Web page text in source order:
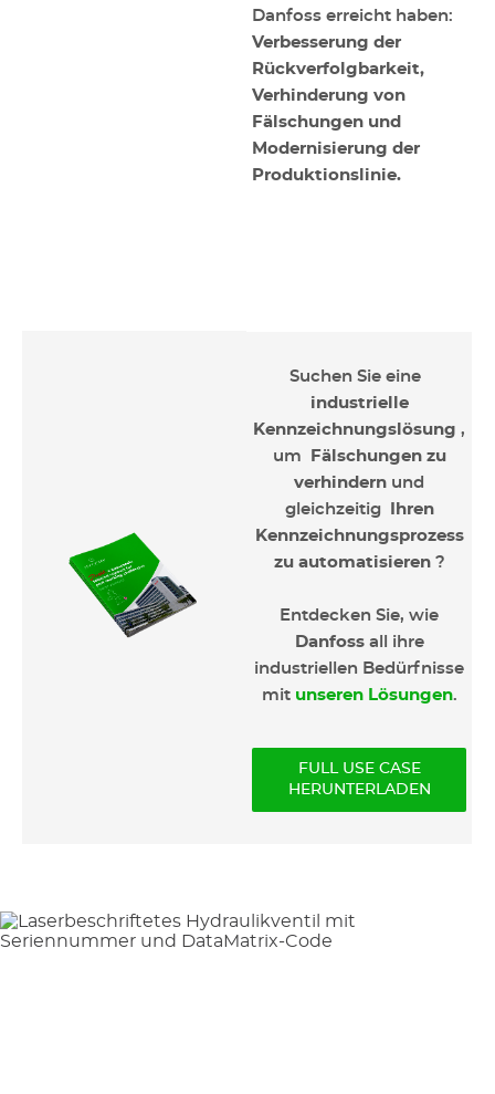
Danfoss erreicht haben:
Verbesserung der
Rückverfolgbarkeit,
Verhinderung von
Fälschungen und
Modernisierung der
Produktionslinie.
Suchen Sie eine
industrielle
Kennzeichnungslösung ,
um
Fälschungen zu
verhindern und
gleichzeitig
Ihren
Kennzeichnungsprozess
zu automatisieren?
Entdecken Sie, wie
Danfossall ihre
industriellen Bedürfnisse
mit unseren Lösungen.
FULL USE CASE
HERUNTERLADEN